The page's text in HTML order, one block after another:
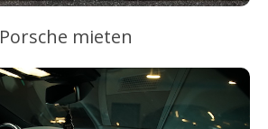
Porsche mieten